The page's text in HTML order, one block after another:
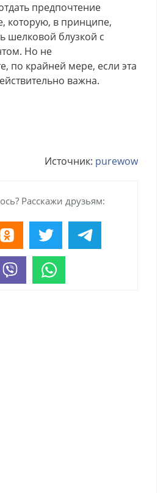
предпочтение
которую, в принципе,
шелковой блузкой с
Но не
по крайней мере, если эта
важна.
Источник: purewow
Расскажи друзьям: